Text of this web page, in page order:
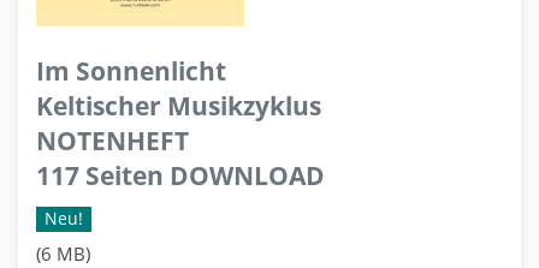
Im Sonnenlicht
Keltischer Musikzyklus
NOTENHEFT
117 Seiten DOWNLOAD
Neu!
(6 MB)